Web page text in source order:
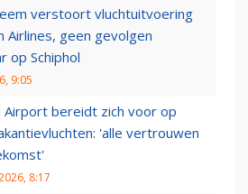
verstoort vluchtuitvoering
Airlines, geen gevolgen
op Schiphol
9:05
Airport bereidt zich voor op
'alle vertrouwen
8:17